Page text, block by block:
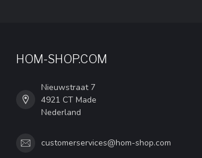
HOM-SHOP.COM
Nieuwstraat 7
4921 CT Made
Nederland
customerservices@hom-shop.com